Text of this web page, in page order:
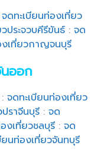
จดทะเบียนท่องเที่ยว
ประจวบคีรีขันธ์: จด
งเที่ยวกาญจนบุรี
ออก
จดทะเบียนท่องเที่ยว
ราจีนบุรี: จด
งเที่ยวชลบุรี :จด
ยนท่องเที่ยวจันทบุรี